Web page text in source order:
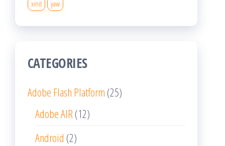
xinit yaw
CATEGORIES
Adobe Flash Platform (25)
Adobe AIR (12)
Android (2)